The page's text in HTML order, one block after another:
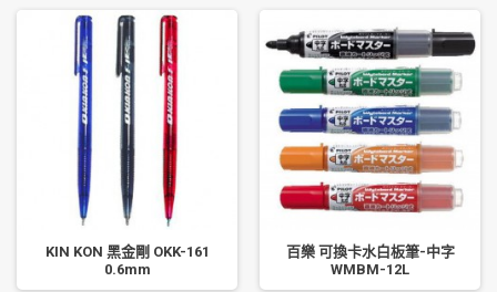
KIN KON 黑金剛 OKK-161
0.6mm
百樂 可換卡水白板筆-中字
WMBM-12L